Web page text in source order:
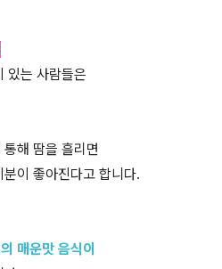
있는 사람들은
해 땀을 흘리면
이 좋아진다고 합니다.
매운맛 음식이